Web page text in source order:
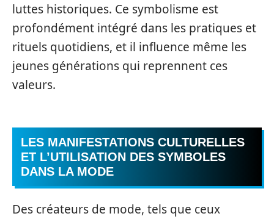
luttes historiques. Ce symbolisme est
profondément intégré dans les pratiques et
rituels quotidiens, et il influence même les
jeunes générations qui reprennent ces
valeurs.
LES MANIFESTATIONS CULTURELLES
ET L’UTILISATION DES SYMBOLES
DANS LA MODE
Des créateurs de mode, tels que ceux